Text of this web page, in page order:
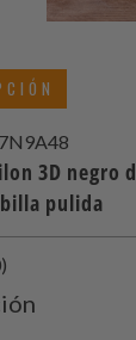
3D negro
pulida
total